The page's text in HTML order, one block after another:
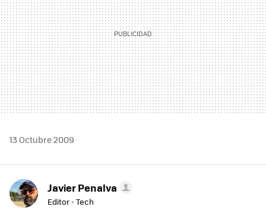
13 Octubre 2009
Javier Penalva
Editor - Tech